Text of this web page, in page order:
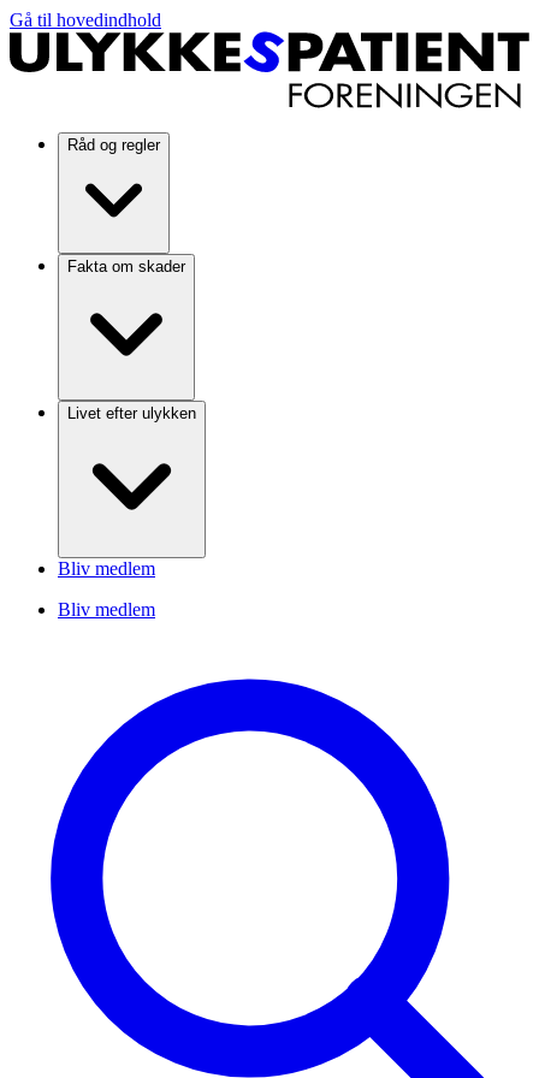
Gå til hovedindhold
Råd og regler
Fakta om skader
Livet efter ulykken
Bliv medlem
Bliv medlem